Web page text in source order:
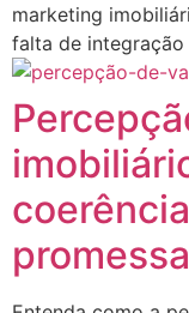
marketing
falta de integração
promessa